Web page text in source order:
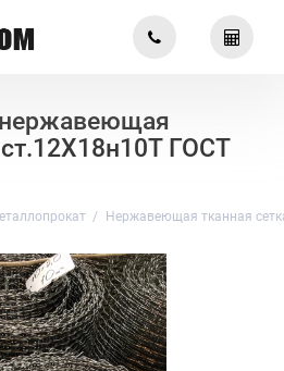
нержавеющая
ГОСТ
Нержавеющая тканная